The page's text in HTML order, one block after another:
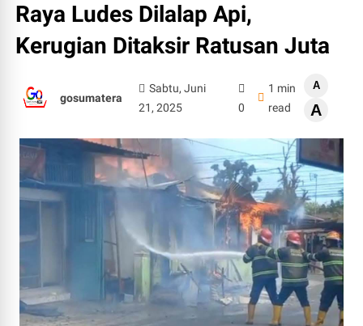
Raya Ludes Dilalap Api,
Kerugian Ditaksir Ratusan Juta
gosumatera
Sabtu, Juni
21, 2025
0
1 min
read
A
A